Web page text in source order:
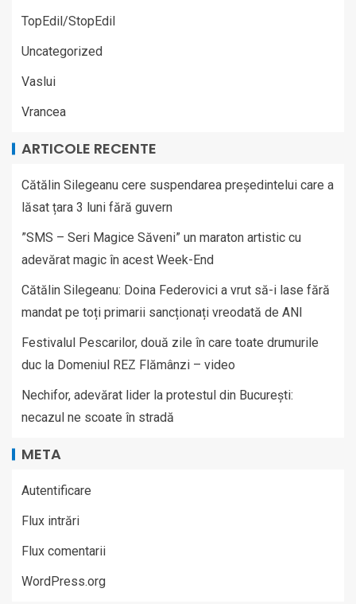
TopEdil/StopEdil
Uncategorized
Vaslui
Vrancea
ARTICOLE RECENTE
Cătălin Silegeanu cere suspendarea președintelui care a
lăsat țara 3 luni fără guvern
”SMS – Seri Magice Săveni” un maraton artistic cu
adevărat magic în acest Week-End
Cătălin Silegeanu: Doina Federovici a vrut să-i lase fără
mandat pe toți primarii sancționați vreodată de ANI
Festivalul Pescarilor, două zile în care toate drumurile
duc la Domeniul REZ Flămânzi – video
Nechifor, adevărat lider la protestul din București:
necazul ne scoate în stradă
META
Autentificare
Flux intrări
Flux comentarii
WordPress.org